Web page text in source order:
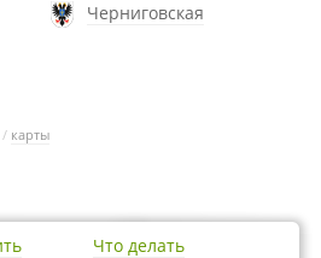
Черниговская
/ карты
Что делать